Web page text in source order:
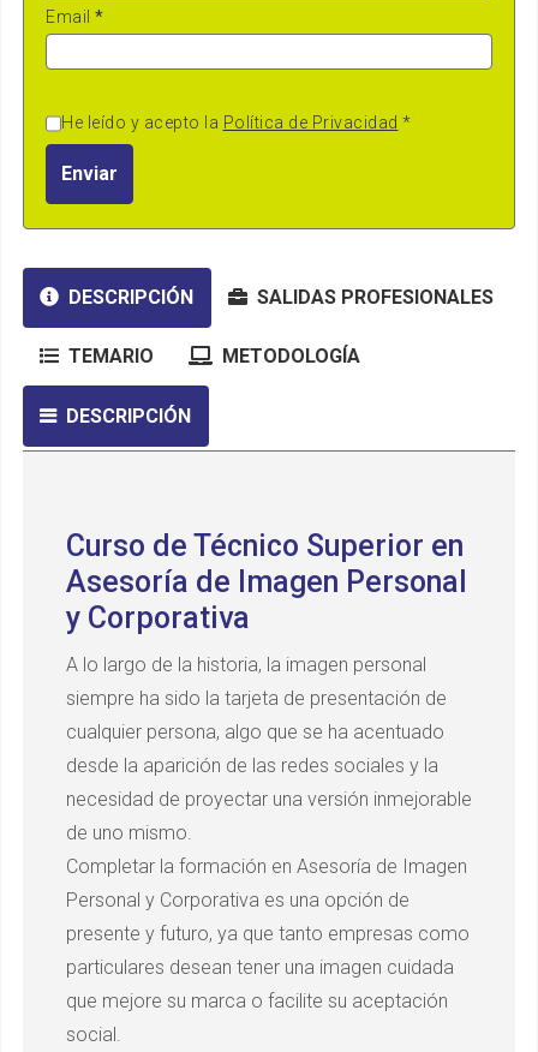
Email *
He leído y acepto la Política de Privacidad *
Enviar
DESCRIPCIÓN SALIDAS PROFESIONALES
TEMARIO METODOLOGÍA
DESCRIPCIÓN
Curso de Técnico Superior en
Asesoría de Imagen Personal
y Corporativa
A lo largo de la historia, la imagen personal
siempre ha sido la tarjeta de presentación de
cualquier persona, algo que se ha acentuado
desde la aparición de las redes sociales y la
necesidad de proyectar una versión inmejorable
de uno mismo.
Completar la formación en Asesoría de Imagen
Personal y Corporativa es una opción de
presente y futuro, ya que tanto empresas como
particulares desean tener una imagen cuidada
que mejore su marca o facilite su aceptación
social.